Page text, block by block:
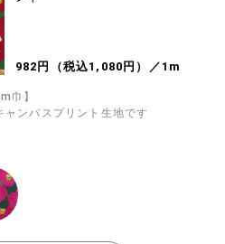
982円（税込1,080円）／1m
巾】
ンバスプリント生地です